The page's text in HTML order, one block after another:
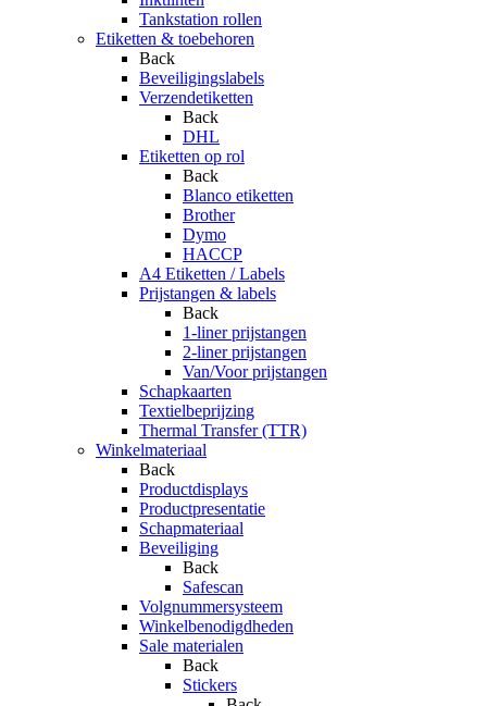
Tankstation rollen
Etiketten & toebehoren
Back
Beveiligingslabels
Verzendetiketten
Back
DHL
Etiketten op rol
Back
Blanco etiketten
Brother
Dymo
HACCP
A4 Etiketten / Labels
Prijstangen & labels
Back
1-liner prijstangen
2-liner prijstangen
Van/Voor prijstangen
Schapkaarten
Textielbeprijzing
Thermal Transfer (TTR)
Winkelmateriaal
Back
Productdisplays
Productpresentatie
Schapmateriaal
Beveiliging
Back
Safescan
Volgnummersysteem
Winkelbenodigdheden
Sale materialen
Back
Stickers